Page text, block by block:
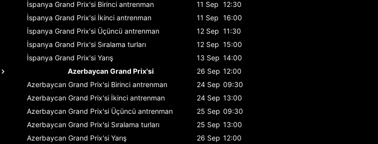
İspanya Grand Prix'si Birinci antrenman 11 Sep 12:30
İspanya Grand Prix'si İkinci antrenman 11 Sep 16:00
İspanya Grand Prix'si Üçüncü antrenman 12 Sep 11:30
İspanya Grand Prix'si Sıralama turları 12 Sep 15:00
İspanya Grand Prix'si Yarış 13 Sep 14:00
Azerbaycan Grand Prix'si
26 Sep 12:00
Azerbaycan Grand Prix'si Birinci antrenman 24 Sep 09:30
Azerbaycan Grand Prix'si İkinci antrenman 24 Sep 13:00
Azerbaycan Grand Prix'si Üçüncü antrenman 25 Sep 09:30
Azerbaycan Grand Prix'si Sıralama turları 25 Sep 13:00
Azerbaycan Grand Prix'si Yarış 26 Sep 12:00